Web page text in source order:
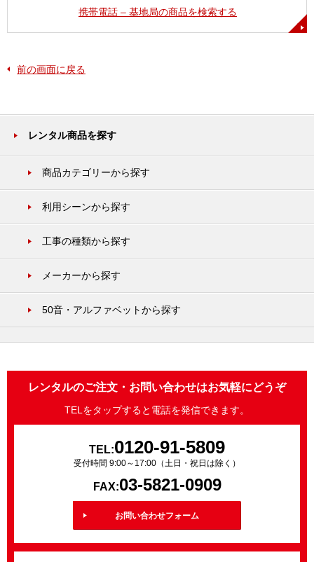
携帯電話 – 基地局の商品を検索する
前の画面に戻る
レンタル商品を探す
商品カテゴリーから探す
利用シーンから探す
工事の種類から探す
メーカーから探す
50音・アルファベットから探す
レンタルのご注文・お問い合わせはお気軽にどうぞ
TELをタップすると電話を発信できます。
TEL:0120-91-5809
受付時間 9:00～17:00（土日・祝日は除く）
FAX:03-5821-0909
お問い合わせフォーム